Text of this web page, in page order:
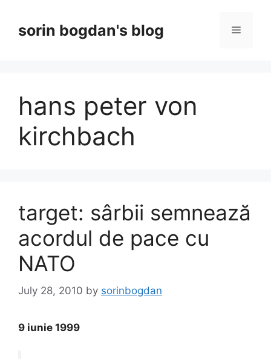
contentsorin bogdan's blog Menu
hans peter von
kirchbach
target: sârbii semnează
acordul de pace cu
NATO
July 28, 2010 by sorinbogdan
9 iunie 1999